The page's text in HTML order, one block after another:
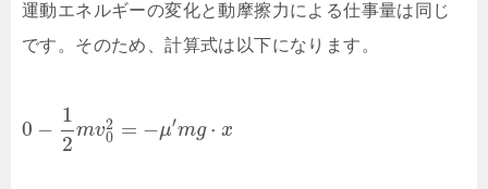
運動エネルギーの変化と動摩擦力による仕事量は同じ
です。そのため、計算式は以下になります。
0 −
1
2
mv2
0 = −μ′mg ⋅ x